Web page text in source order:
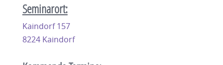
Seminarort:
Kaindorf 157
8224 Kaindorf